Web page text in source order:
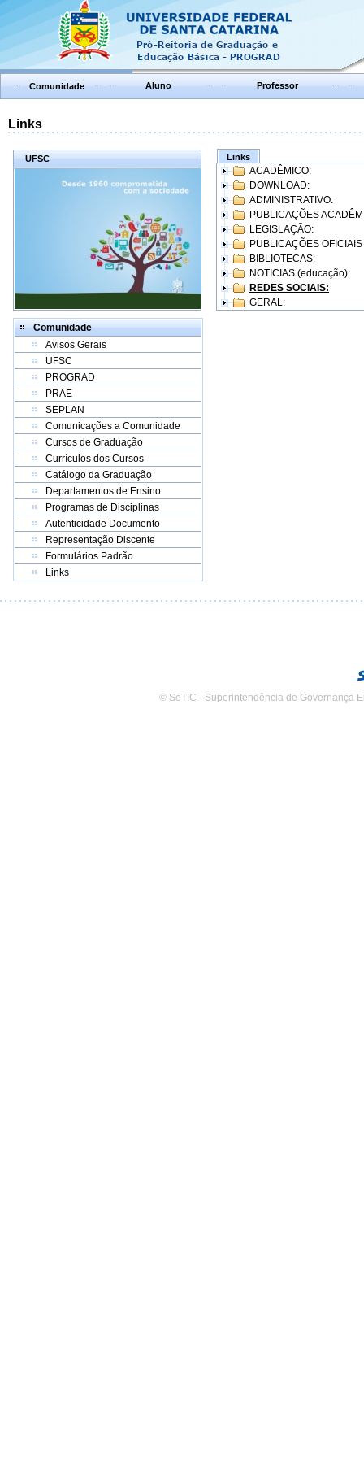
Comunidade Aluno Professor
Links
UFSC
Comunidade
Avisos Gerais
UFSC
PROGRAD
PRAE
SEPLAN
Comunicações a Comunidade
Cursos de Graduação
Currículos dos Cursos
Catálogo da Graduação
Departamentos de Ensino
Programas de Disciplinas
Autenticidade Documento
Representação Discente
Formulários Padrão
Links
Links
ACADÊMICO:
DOWNLOAD:
ADMINISTRATIVO:
PUBLICAÇÕES
LEGISLAÇÃO:
PUBLICAÇÕES
BIBLIOTECAS:
NOTICIAS (educação):
REDES SOCIAIS:
GERAL:
© SeTIC - Superintendência de Governança